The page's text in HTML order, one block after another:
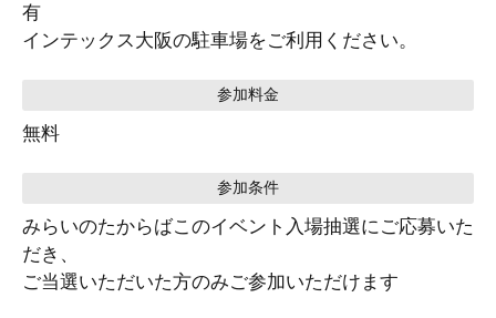
有
インテックス大阪の駐車場をご利用ください。
参加料金
無料
参加条件
みらいのたからばこのイベント入場抽選にご応募いた
だき、
ご当選いただいた方のみご参加いただけます